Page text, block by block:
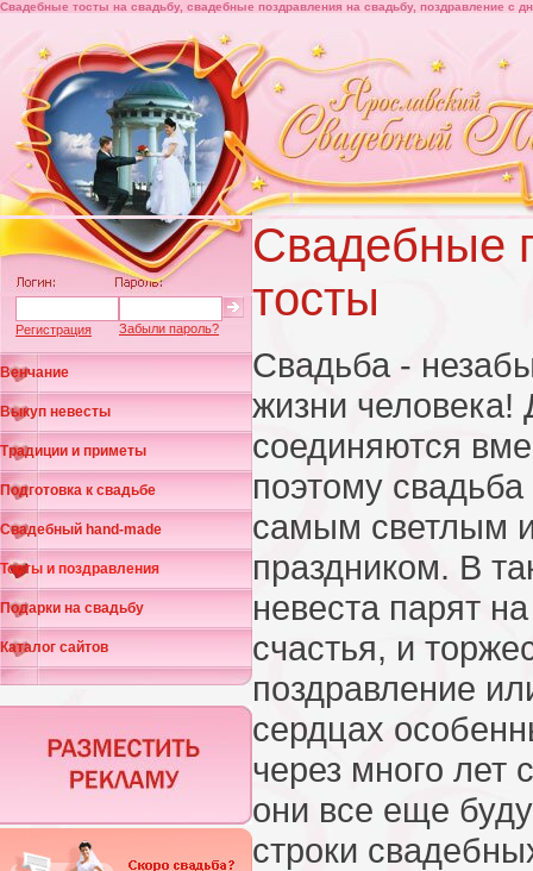
Свадебные тосты на свадьбу, свадебные поздравления на свадьбу, поздравление с
Регистрация Забыли пароль?
Венчание
Выкуп невесты
Традиции и приметы
Подготовка к свадьбе
Свадебный hand-made
Тосты и поздравления
Подарки на свадьбу
Каталог сайтов
Свадебные
тосты
Свадьба -
жизни
соединяются
поэтому
самым светлым
праздником. В
невеста парят
счастья, и
поздравление
сердцах
через много лет
они все еще
строки